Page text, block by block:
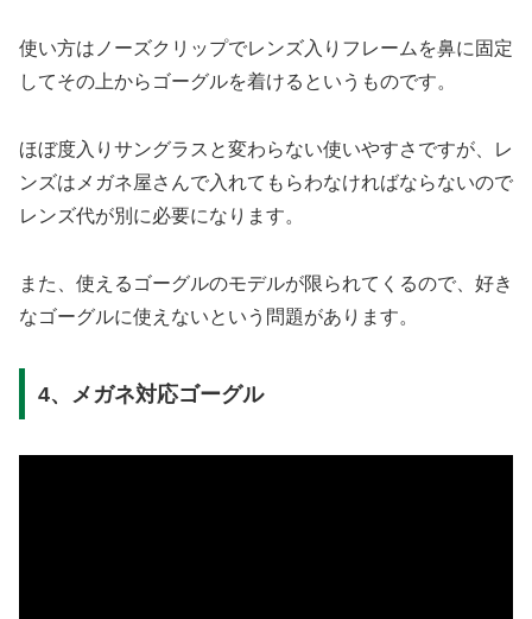
使い方はノーズクリップでレンズ入りフレームを鼻に固定
してその上からゴーグルを着けるというものです。
ほぼ度入りサングラスと変わらない使いやすさですが、レ
ンズはメガネ屋さんで入れてもらわなければならないので
レンズ代が別に必要になります。
また、使えるゴーグルのモデルが限られてくるので、好き
なゴーグルに使えないという問題があります。
4、メガネ対応ゴーグル